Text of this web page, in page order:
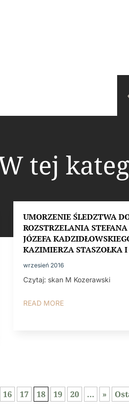
tej
UMORZENIE ŚLEDZTWA
ROZSTRZELANIA
JÓZEFA
KAZIMIERZA STASZOŁKA
wrzesień 2016
Czytaj: skan M Kozerawski
READ MORE
16 17 18 19 20 ... »